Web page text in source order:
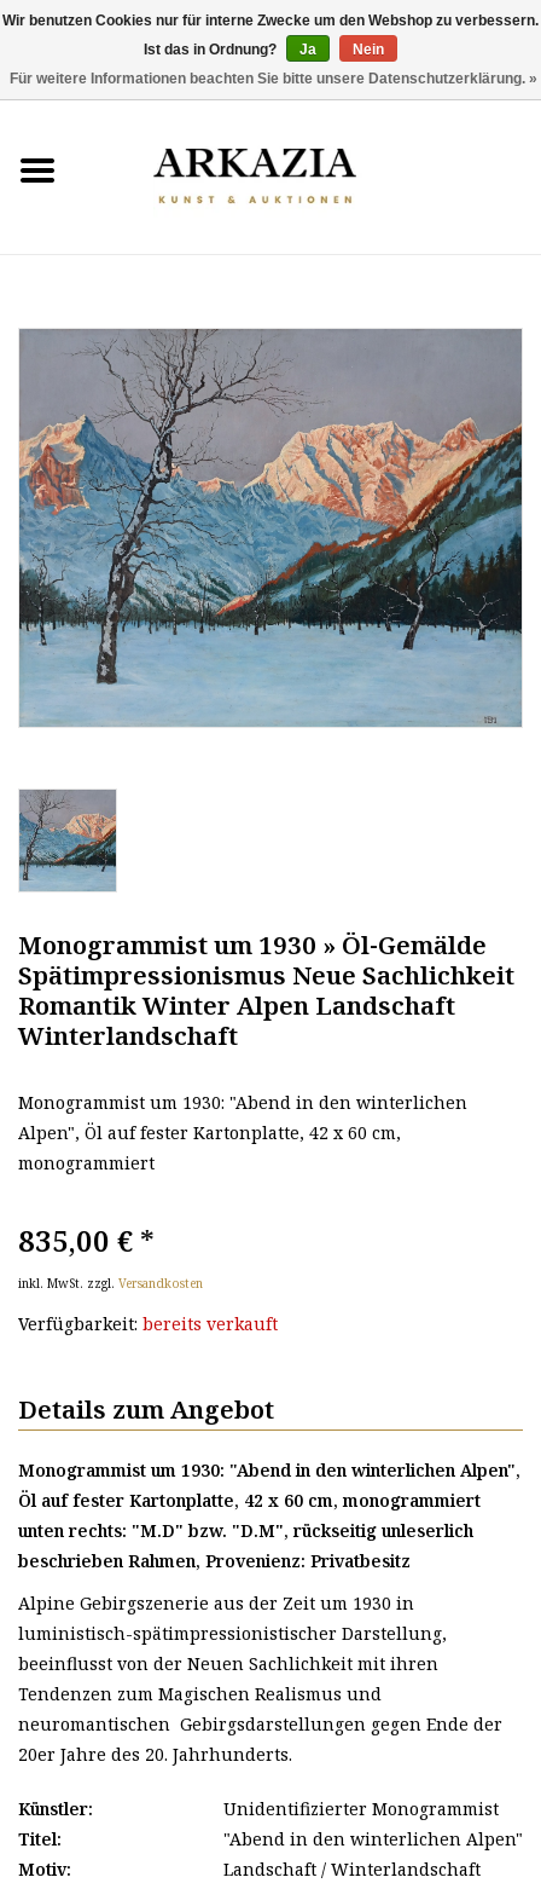
AKTUELLER KATALOG
ENTDECKEN
Monogrammist um 1930 » Öl-Gemälde
Spätimpressionismus Neue Sachlichkeit
Romantik Winter Alpen Landschaft
Winterlandschaft
Monogrammist um 1930: "Abend in den winterlichen
Alpen", Öl auf fester Kartonplatte, 42 x 60 cm,
monogrammiert
835,00 € *
inkl. MwSt. zzgl. Versandkosten
Verfügbarkeit: bereits verkauft
Details zum Angebot
Monogrammist um 1930: "Abend in den winterlichen Alpen",
Öl auf fester Kartonplatte, 42 x 60 cm, monogrammiert
unten rechts: "M.D" bzw. "D.M", rückseitig unleserlich
beschrieben Rahmen, Provenienz: Privatbesitz
Alpine Gebirgszenerie aus der Zeit um 1930 in
luministisch-spätimpressionistischer Darstellung,
beeinflusst von der Neuen Sachlichkeit mit ihren
Tendenzen zum Magischen Realismus und
neuromantischen Gebirgsdarstellungen gegen Ende der
20er Jahre des 20. Jahrhunderts.
Künstler:
Unidentifizierter Monogrammist
Titel:
"Abend in den winterlichen Alpen"
Motiv:
Landschaft / Winterlandschaft
Wir benutzen Cookies nur für interne Zwecke um den Webshop zu verbessern.
Ist das in Ordnung?
Ja
Nein
Für weitere Informationen beachten Sie bitte unsere Datenschutzerklärung. »